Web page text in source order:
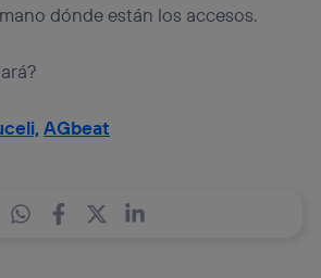
dónde están los accesos.
AGbeat